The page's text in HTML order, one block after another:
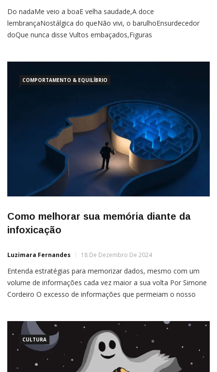
Do nadaMe veio a boaE velha saudade,A doce
lembrançaNostálgica do queNão vivi, o barulhoEnsurdecedor
doQue nunca disse Vultos embaçados,Figuras
sonhosIrrealizáveis ePensamentosRomânticos,Seguidos
COMPORTAMENTO & EQUILÍBRIO
Como melhorar sua memória diante da
infoxicação
Luzimara Fernandes 18 De Dezembro De 2024
Entenda estratégias para memorizar dados, mesmo com um
volume de informações cada vez maior a sua volta Por Simone
Cordeiro O excesso de informações que permeiam o nosso
junção de intoxicação e informação. Diante […]
CULTURA